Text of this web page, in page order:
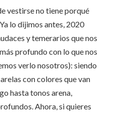
vestirse no tiene porqué
lo dijimos antes, 2020
y temerarios que nos
profundo con lo que nos
verlo nosotros): siendo
con colores que van
hasta tonos arena,
Ahora, si quieres